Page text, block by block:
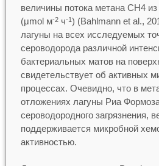
величины потока метана CH4
(μmol м-2ч-1) (Bahlmann et al.,
лагуны на всех исследуемых
сероводорода различной
бактериальных матов на
свидетельствует об активных
процессах. Очевидно, что в
отложениях лагуны Риа
сероводородного загрязнения,
поддерживается микробной
активностью.